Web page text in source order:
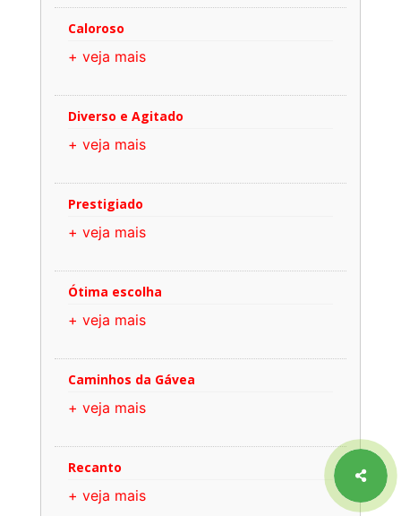
Caloroso
+ veja mais
Diverso e Agitado
+ veja mais
Prestigiado
+ veja mais
Ótima escolha
+ veja mais
Caminhos da Gávea
+ veja mais
Recanto
+ veja mais